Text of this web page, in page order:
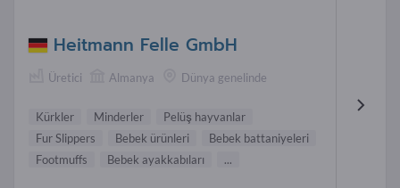
Heitmann Felle GmbH
Üretici Almanya Dünya genelinde
Kürkler Minderler
Pelüş hayvanlar
Fur Slippers
Bebek ürünleri
Bebek battaniyeleri
Footmuffs
Bebek ayakkabıları ...